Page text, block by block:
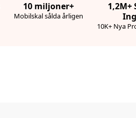
10 miljoner+
Mobilskal sålda årligen
1,2M+
10K+ Nya